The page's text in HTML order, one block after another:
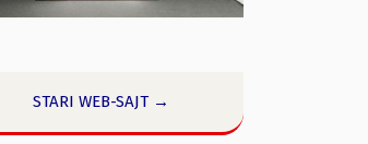
STARI WEB-SAJT →